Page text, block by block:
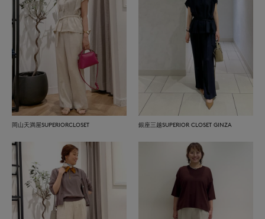
岡山天満屋SUPERIORCLOSET 銀座三越SUPERIOR CLOSET GINZA